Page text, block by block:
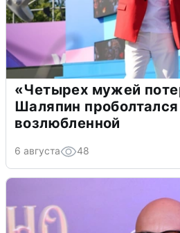
«Четырех мужей
Шаляпин проболтался
возлюбленной
6 августа 48